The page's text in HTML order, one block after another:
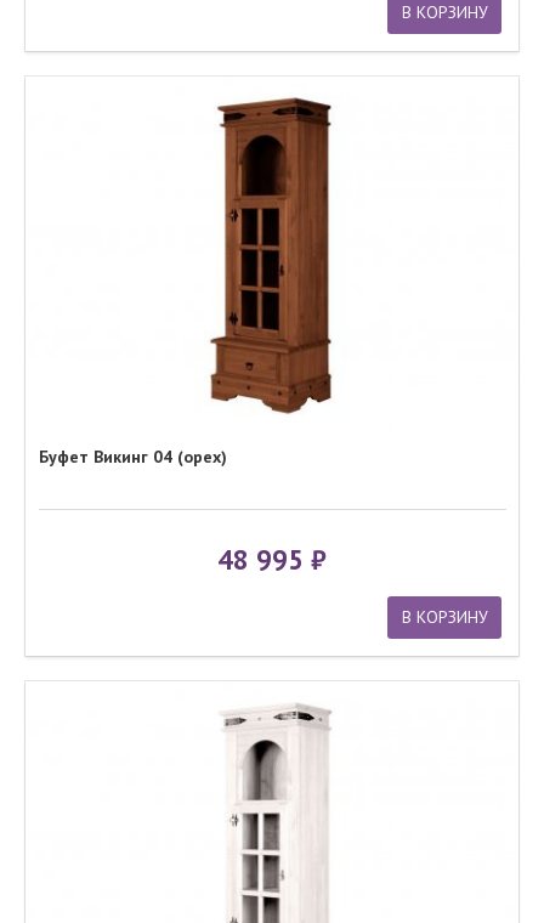
В КОРЗИНУ
Буфет Викинг 04 (орех)
48 995
В КОРЗИНУ